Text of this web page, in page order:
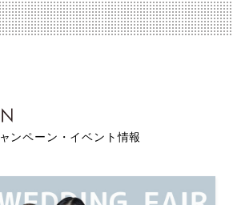
ンペーン・イベント情報